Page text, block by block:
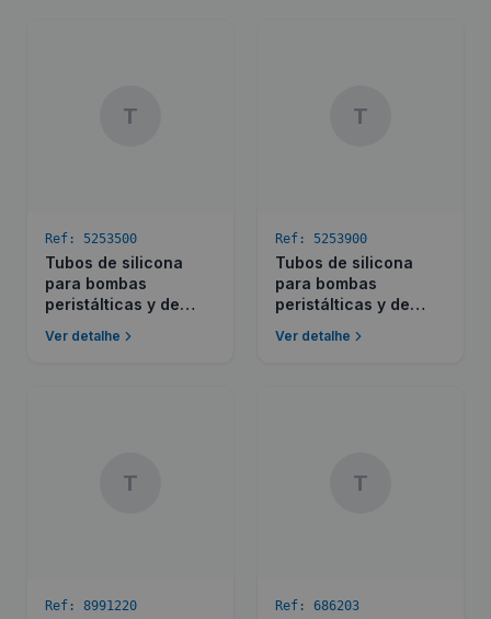
T
Ref: 5253500
Tubos de silicona
para bombas
peristálticas y de
Ver detalhe
T
Ref: 5253900
Tubos de silicona
para bombas
peristálticas y de
Ver detalhe
T
Ref: 8991220
T
Ref: 686203